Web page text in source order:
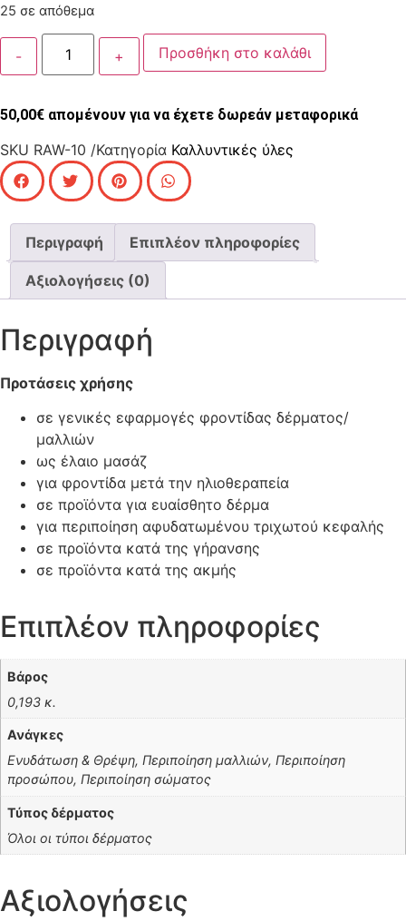
25 σε απόθεμα
Προσθήκη στο καλάθι
50,00€ απομένουν για να έχετε δωρεάν μεταφορικά
SKU RAW-10 /Κατηγορία Καλλυντικές ύλες
Περιγραφή Επιπλέον πληροφορίες
Αξιολογήσεις (0)
Περιγραφή
Προτάσεις χρήσης
σε γενικές εφαρμογές φροντίδας δέρματος/
μαλλιών
ως έλαιο μασάζ
για φροντίδα μετά την ηλιοθεραπεία
σε προϊόντα για ευαίσθητο δέρμα
για περιποίηση αφυδατωμένου τριχωτού κεφαλής
σε προϊόντα κατά της γήρανσης
σε προϊόντα κατά της ακμής
Επιπλέον πληροφορίες
Βάρος
0,193 κ.
Ανάγκες
Ενυδάτωση & Θρέψη, Περιποίηση μαλλιών, Περιποίηση
προσώπου, Περιποίηση σώματος
Τύπος δέρματος
Όλοι οι τύποι δέρματος
Αξιολογήσεις